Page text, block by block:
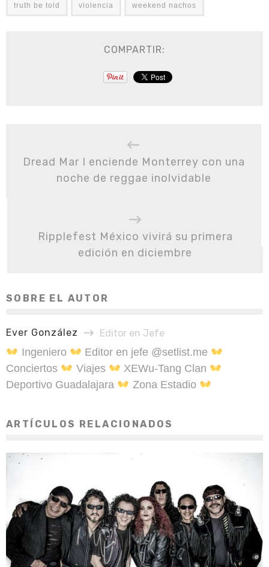
truth be told violencia weekend nachos
COMPARTIR:
Dread Mar I enciende Monterrey con una
noche de reggae inolvidable
Ripplefest México vivirá su primera
edición en diciembre
SOBRE EL AUTOR
Ever González Editor en Jefe
Ingeniero
Editor en jefe @setlist.me
Conciertos
Viajes
XEWu-Tang Clan
Deportivo Guadalajara
Zona Estadio
ARTÍCULOS RELACIONADOS